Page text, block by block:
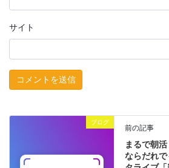
サイト
ブログ
前の記事
まるで朝
ならだれ